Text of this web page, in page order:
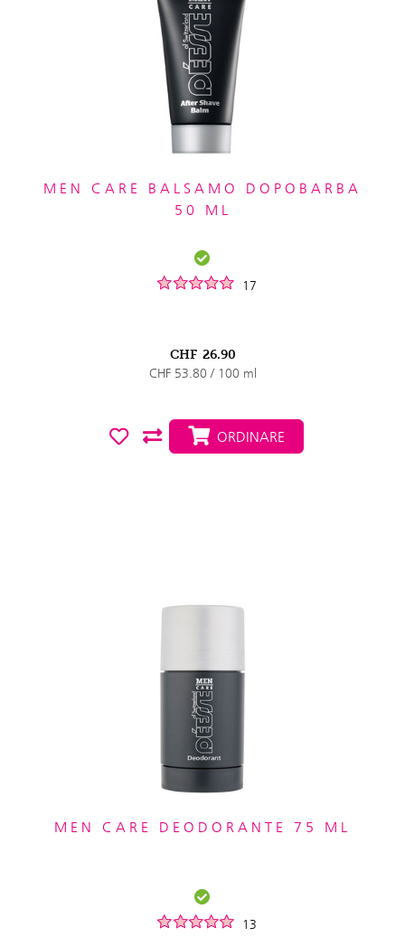
MEN CARE BALSAMO DOPOBARBA
50 ML
17
CHF 26.90
CHF 53.80 / 100 ml
ORDINARE
MEN CARE DEODORANTE 75 ML
13